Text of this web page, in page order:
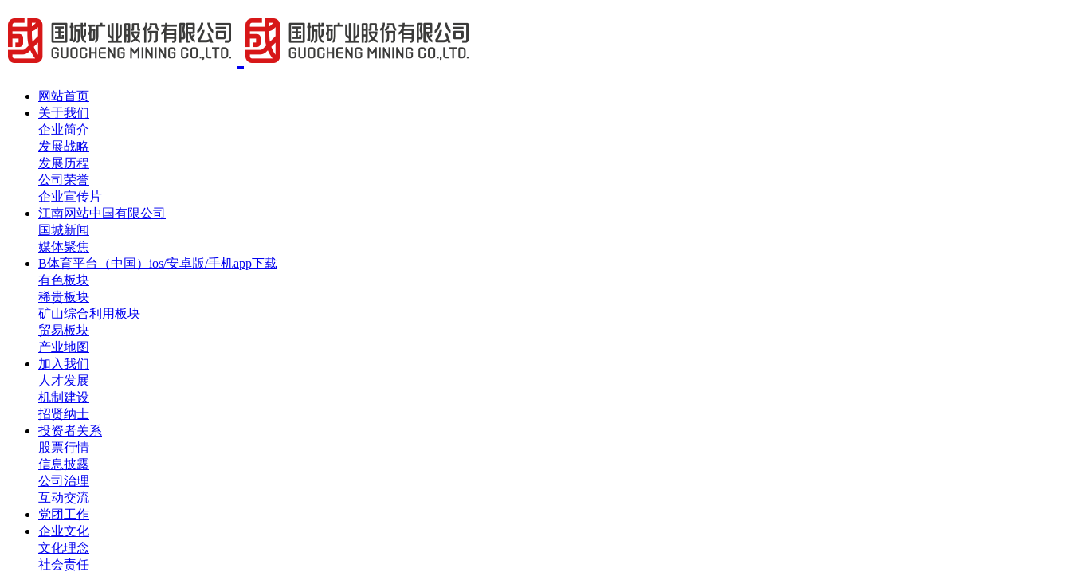
网站首页
关于我们
企业简介
发展战略
发展历程
公司荣誉
企业宣传片
江南网站中国有限公司
国城新闻
媒体聚焦
B体育平台（中国）ios/安卓版/手机app下载
有色板块
稀贵板块
矿山综合利用板块
贸易板块
产业地图
加入我们
人才发展
机制建设
招贤纳士
投资者关系
股票行情
信息披露
公司治理
互动交流
党团工作
企业文化
文化理念
社会责任